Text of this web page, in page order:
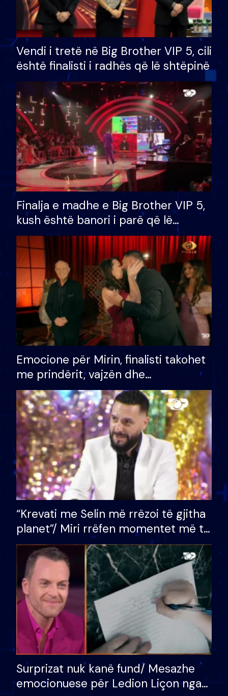
Vendi i tretë në Big Brother VIP 5, cili
është finalisti i radhës që lë shtëpinë
Finalja e madhe e Big Brother VIP 5,
kush është banori i parë që lë
shtëpinë dhe humb mundësinë për
të fituar çmimin e madh
Emocione për Mirin, finalisti takohet
me prindërit, vajzën dhe
bashkëshorten: S’kemi ndonjë letër
divorci apo jo?
“Krevati me Selin më rrëzoi të gjitha
planet”/ Miri rrëfen momentet më të
bukura në shtëpinë e BB VIP: Do më
mungojë zilja e mëngjesit kur…
Surprizat nuk kanë fund/ Mesazhe
emocionuese për Ledion Liçon nga